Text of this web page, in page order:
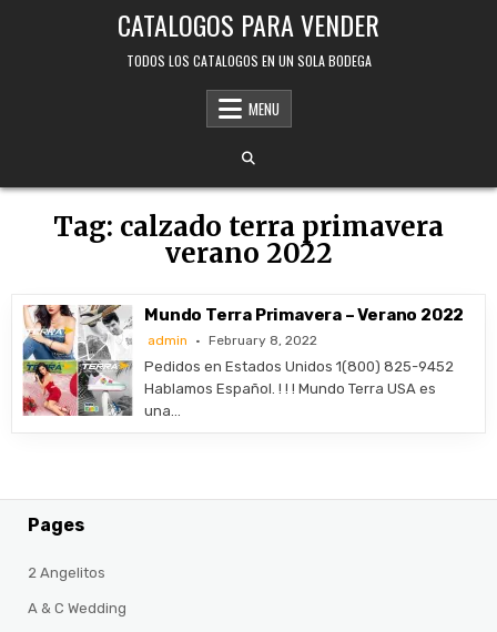
CATALOGOS PARA VENDER
TODOS LOS CATALOGOS EN UN SOLA BODEGA
MENU
Tag: calzado terra primavera
verano 2022
Mundo Terra Primavera – Verano 2022
admin February 8, 2022
Pedidos en Estados Unidos 1(800) 825-9452
Hablamos Español. ! ! ! Mundo Terra USA es
una…
Pages
2 Angelitos
A & C Wedding